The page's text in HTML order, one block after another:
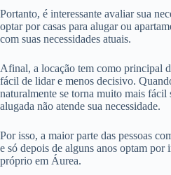
Portanto, é interessante avaliar sua
optar por casas para alugar ou
com suas necessidades atuais.
Afinal, a locação tem como principal
fácil de lidar e menos decisivo.
naturalmente se torna muito mais fácil
alugada não atende sua necessidade.
Por isso, a maior parte das pessoas
e só depois de alguns anos optam
próprio em Áurea.